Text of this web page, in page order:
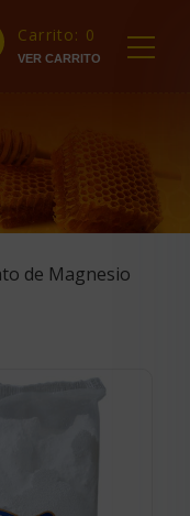
Carrito: 0
de Magnesio